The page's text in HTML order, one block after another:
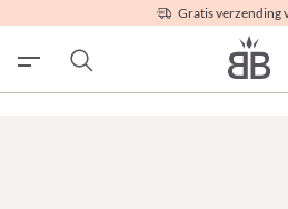
Gratis verzending